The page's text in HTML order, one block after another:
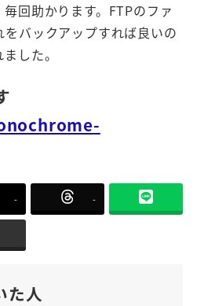
回助かります。FTPのファ
バックアップすれば良いの
した。
- -
た人